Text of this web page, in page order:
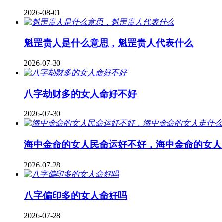
2026-08-01
魁罡贵人是什么意思，魁罡贵人代表什么
2026-07-30
八字劫财多的女人命好不好
2026-07-30
海中金命的女人民命运好不好，海中金命的女
2026-07-28
八字偏印多的女人命好吗
2026-07-28